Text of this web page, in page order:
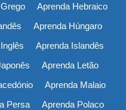
Aprenda Hebraico
Aprenda Húngaro
Aprenda Islandês
Aprenda Letão
Aprenda Malaio
Persa
Aprenda Polaco